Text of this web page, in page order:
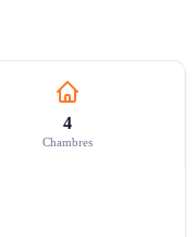
4
Chambres